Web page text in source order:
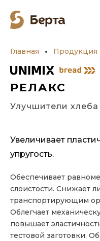
Главная Продукция
РЕЛАКС
Улучшители хлеба
Увеличивает
упругость.
Обеспечивает
слоистости. Снижает
транспортирующим
Облегчает
повышает
тестовой заготовки.